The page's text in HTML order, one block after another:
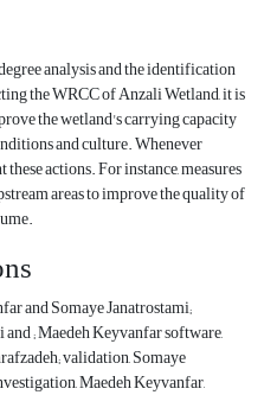
analysis and the identification
the WRCC of Anzali Wetland, it is
the wetland's carrying capacity
and culture. Whenever
actions. For instance, measures
areas to improve the quality of
and Somaye Janatrostami;
; Maedeh Keyvanfar software,
validation, Somaye
Maedeh Keyvanfar,